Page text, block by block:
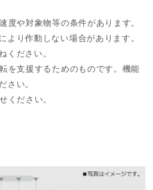
度や対象物等の条件があります。
より作動しない場合があります。
ください。
を支援するためのものです。機能
さい。
ください。